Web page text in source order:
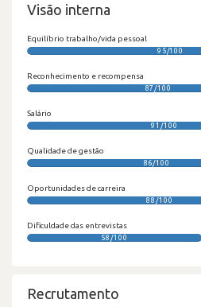
Visão interna
Equilíbrio trabalho/vida pessoal
95/100
Reconhecimento e recompensa
87/100
Salário
91/100
Qualidade de gestão
86/100
Oportunidades de carreira
88/100
Dificuldade das entrevistas
58/100
Recrutamento